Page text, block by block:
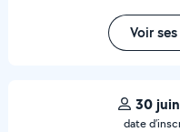
Voir
30
date